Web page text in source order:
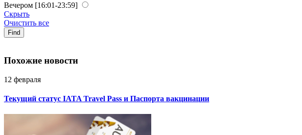
Вечером [16:01-23:59]
Скрыть
Очистить все
Find
Похожие новости
12 февраля
Текущий статус IATA Travel Pass и Паспорта вакцинации